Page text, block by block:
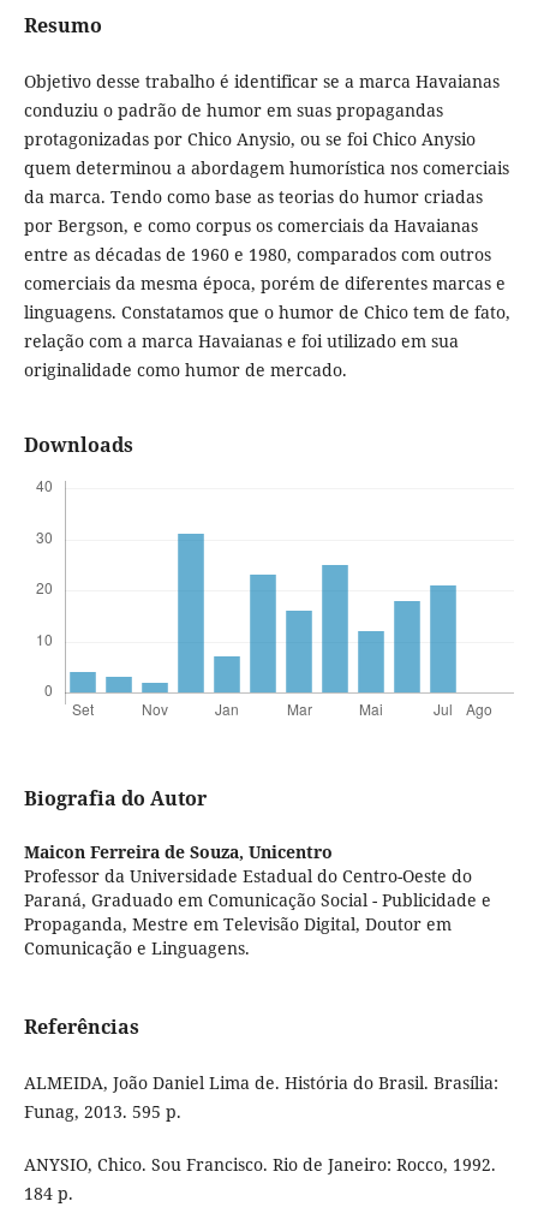
Resumo
Objetivo desse trabalho é identificar se a marca Havaianas
conduziu o padrão de humor em suas propagandas
protagonizadas por Chico Anysio, ou se foi Chico Anysio
quem determinou a abordagem humorística nos comerciais
da marca. Tendo como base as teorias do humor criadas
por Bergson, e como corpus os comerciais da Havaianas
entre as décadas de 1960 e 1980, comparados com outros
comerciais da mesma época, porém de diferentes marcas e
linguagens. Constatamos que o humor de Chico tem de fato,
relação com a marca Havaianas e foi utilizado em sua
originalidade como humor de mercado.
Downloads
Biografia do Autor
Maicon Ferreira de Souza, Unicentro
Professor da Universidade Estadual do Centro-Oeste do
Paraná, Graduado em Comunicação Social - Publicidade e
Propaganda, Mestre em Televisão Digital, Doutor em
Comunicação e Linguagens.
Referências
ALMEIDA, João Daniel Lima de. História do Brasil. Brasília:
Funag, 2013. 595 p.
ANYSIO, Chico. Sou Francisco. Rio de Janeiro: Rocco, 1992.
184 p.